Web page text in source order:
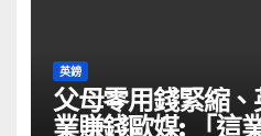
英鎊
父母零用錢緊縮
業賺錢歐媒: 「這